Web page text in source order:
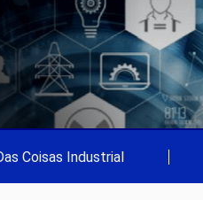
Coisas Industrial